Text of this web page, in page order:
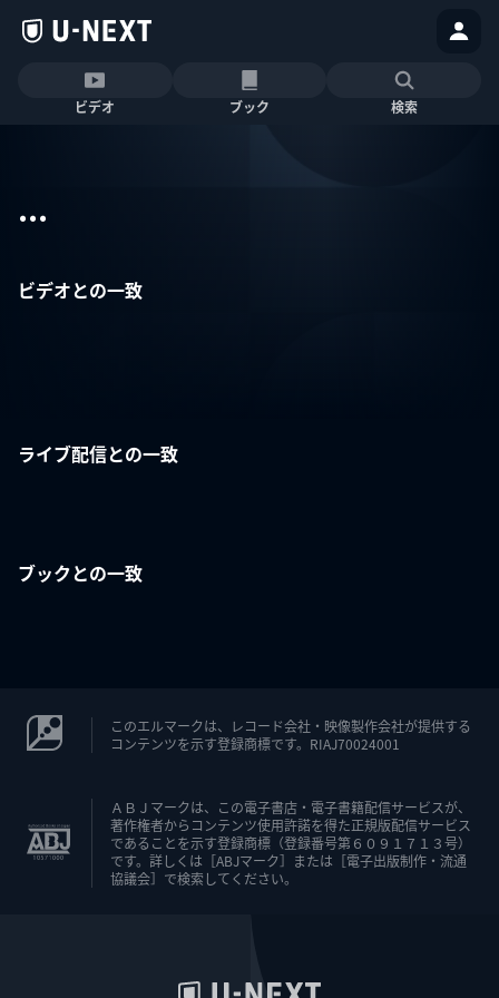
ビデオ ブック 検索
...
ビデオとの一致
ライブ配信との一致
ブックとの一致
このエルマークは、レコード会社・映像製作会社が提供する
コンテンツを示す登録商標です。RIAJ70024001
ＡＢＪマークは、この電子書店・電子書籍配信サービスが、
著作権者からコンテンツ使用許諾を得た正規版配信サービス
であることを示す登録商標（登録番号第６０９１７１３号）
です。詳しくは［ABJマーク］または［電子出版制作・流通
協議会］で検索してください。